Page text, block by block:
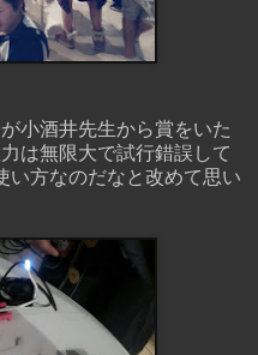
小酒井先生から賞をいた
は無限大で試行錯誤して
い方なのだなと改めて思い